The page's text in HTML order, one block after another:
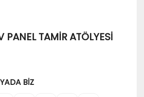
PANEL TAMIR ATÖLYESI
BIZ